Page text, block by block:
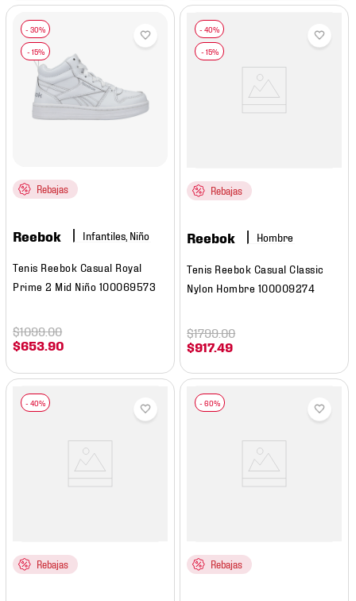
Rebajas
Reebok Infantiles, Niño
Tenis Reebok Casual Royal
Prime 2 Mid Niño 100069573
$653 .90
$1099.00
Rebajas
Reebok Hombre
Tenis Reebok Casual Classic
Nylon Hombre 100009274
$917.49
$1799.00
Rebajas Rebajas